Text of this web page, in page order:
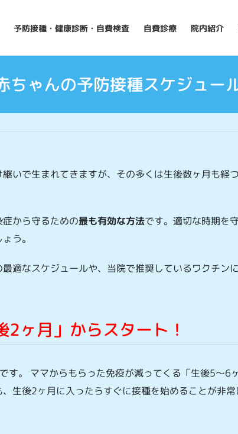
予防接種・健康診断・自費検査 自費診療 院内紹介
ちゃんの予防接種スケジュー
いで生まれてきますが、その多くは生後数ヶ月も経
から守るための最も有効な方法です。適切な時期を守
う。
適なスケジュールや、当院で推奨しているワクチン
ヶ月」からスタート！
す。 ママからもらった免疫が減ってくる「生後5〜6
生後2ヶ月に入ったらすぐに接種を始めることが非常